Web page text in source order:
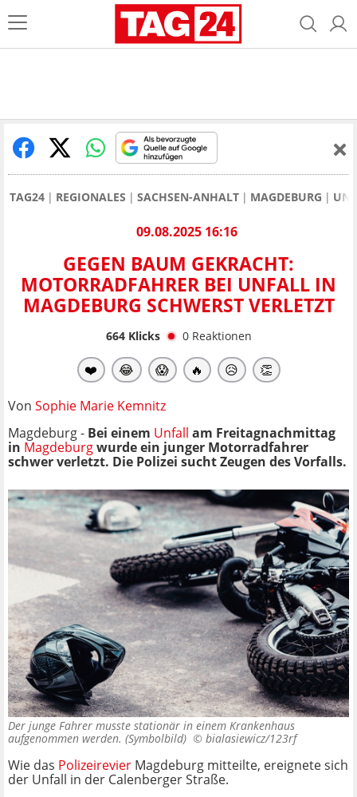
TAG24 REGIONALES SACHSEN-ANHALT MAGDEBURG
09.08.2025 16:16
GEGEN BAUM GEKRACHT:
MOTORRADFAHRER BEI UNFALL IN
MAGDEBURG SCHWERST VERLETZT
664Klicks 0 Reaktionen
❤️ 😂 😱 🔥 😥 👏
Von Sophie Marie Kemnitz
Magdeburg - Bei einem Unfall am Freitagnachmittag
in Magdeburgwurde ein junger Motorradfahrer
schwer verletzt. Die Polizei sucht Zeugen des Vorfalls.
Der junge Fahrer musste stationär in einem Krankenhaus
aufgenommen werden. (Symbolbild) © bialasiewicz/123rf
Wie das Polizeirevier Magdeburg mitteilte, ereignete sich
der Unfall in der Calenberger Straße.